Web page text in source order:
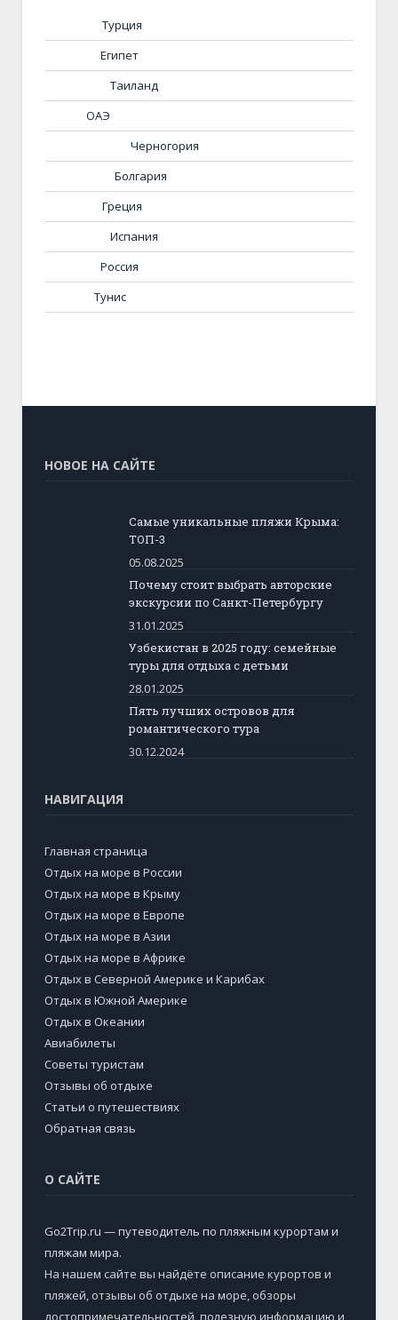
Турция
Египет
Таиланд
ОАЭ
Черногория
Болгария
Греция
Испания
Россия
Тунис
НОВОЕ НА САЙТЕ
Самые уникальные пляжи Крыма:
ТОП-3
05.08.2025
Почему стоит выбрать авторские
экскурсии по Санкт-Петербургу
31.01.2025
Узбекистан в 2025 году: семейные
туры для отдыха с детьми
28.01.2025
Пять лучших островов для
романтического тура
30.12.2024
НАВИГАЦИЯ
Главная страница
Отдых на море в России
Отдых на море в Крыму
Отдых на море в Европе
Отдых на море в Азии
Отдых на море в Африке
Отдых в Северной Америке и Карибах
Отдых в Южной Америке
Отдых в Океании
Авиабилеты
Советы туристам
Отзывы об отдыхе
Статьи о путешествиях
Обратная связь
О САЙТЕ
Go2Trip.ru — путеводитель по пляжным курортам и
пляжам мира.
На нашем сайте вы найдёте описание курортов и
пляжей, отзывы об отдыхе на море, обзоры
достопримечательностей, полезную информацию и